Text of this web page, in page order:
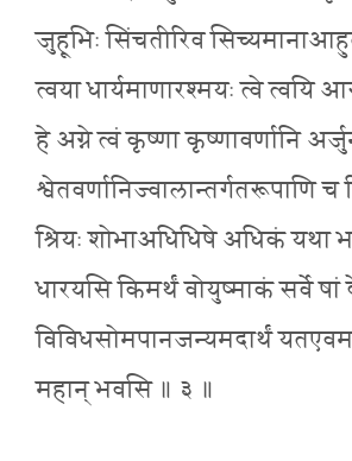
जुहूभिः सिंचतीरिव
त्वया धार्यमाणारश्मयः त्वे त्वयि
हे अग्ने त्वं कृष्णा कृष्णावर्णानि
श्वेतवर्णानिज्वालान्तर्गतरूपाणि च
श्रियः शोभाअधिधिषे अधिकं यथा
धारयसि किमर्थं वोयुष्माकं सर्वे षां
विविधसोमपानजन्यमदार्थं
महान् भवसि ॥ ३ ॥